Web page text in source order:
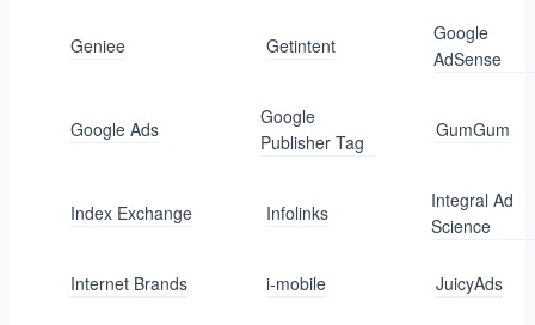
Geniee Getintent
Google
AdSense
Google Ads
Google
Publisher Tag
GumGum
Index Exchange Infolinks
Integral Ad
Science
Internet Brands i-mobile JuicyAds